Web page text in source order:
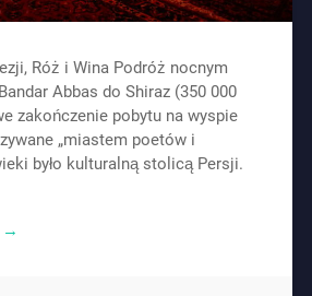
Róż i Wina Podróż nocnym
Abbas do Shiraz (350 000
zakończenie pobytu na wyspie
„miastem poetów i
było kulturalną stolicą Persji.
→